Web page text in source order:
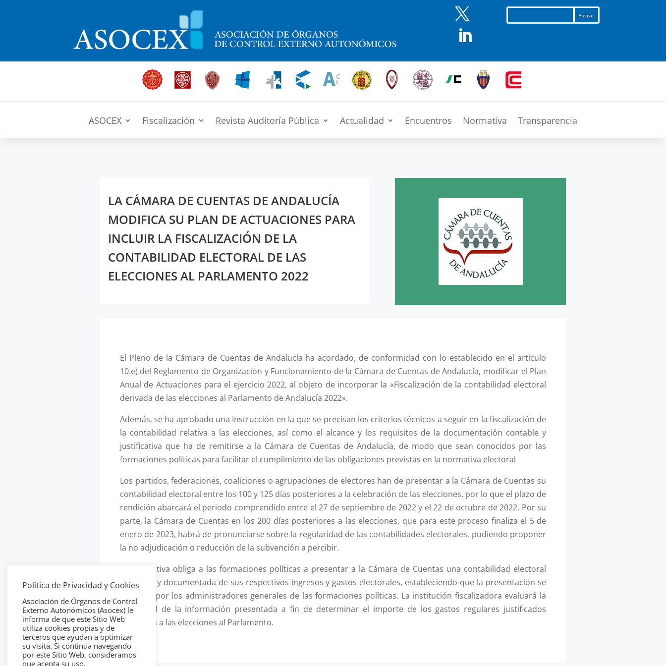


ASOCEX Fiscalización Revista Auditoría Pública Actualidad Encuentros Normativa Transparencia
LA CÁMARA DE CUENTAS DE ANDALUCÍA
MODIFICA SU PLAN DE ACTUACIONES PARA
INCLUIR LA FISCALIZACIÓN DE LA
CONTABILIDAD ELECTORAL DE LAS
ELECCIONES AL PARLAMENTO 2022
El Pleno de la Cámara de Cuentas de Andalucía ha acordado, de conformidad con lo establecido en el artículo
10.e) del Reglamento de Organización y Funcionamiento de la Cámara de Cuentas de Andalucía, modificar el Plan
Anual de Actuaciones para el ejercicio 2022, al objeto de incorporar la «Fiscalización de la contabilidad electoral
derivada de las elecciones al Parlamento de Andalucía 2022».
Además, se ha aprobado una Instrucción en la que se precisan los criterios técnicos a seguir en la fiscalización de
la contabilidad relativa a las elecciones, así como el alcance y los requisitos de la documentación contable y
justificativa que ha de remitirse a la Cámara de Cuentas de Andalucía, de modo que sean conocidos por las
formaciones políticas para facilitar el cumplimiento de las obligaciones previstas en la normativa electoral
Los partidos, federaciones, coaliciones o agrupaciones de electores han de presentar a la Cámara de Cuentas su
contabilidad electoral entre los 100 y 125 días posteriores a la celebración de las elecciones, por lo que el plazo de
rendición abarcará el periodo comprendido entre el 27 de septiembre de 2022 y el 22 de octubre de 2022. Por su
parte, la Cámara de Cuentas en los 200 días posteriores a las elecciones, que para este proceso finaliza el 5 de
enero de 2023, habrá de pronunciarse sobre la regularidad de las contabilidades electorales, pudiendo proponer
la no adjudicación o reducción de la subvención a percibir.
La normativa obliga a las formaciones políticas a presentar a la Cámara de Cuentas una contabilidad electoral
detallada y documentada de sus respectivos ingresos y gastos electorales, estableciendo que la presentación se
realizará por los administradores generales de las formaciones políticas. La institución fiscalizadora evaluará la
idoneidad de la información presentada a fin de determinar el importe de los gastos regulares justificados
aplicables a las elecciones al Parlamento.
Política de Privacidad y Cookies
Asociación de Órganos de Control
Externo Autonómicos (Asocex) le
informa de que este Sitio Web
utiliza cookies propias y de
terceros que ayudan a optimizar
su visita. Si continúa navegando
por este Sitio Web, consideramos
que acepta su uso.